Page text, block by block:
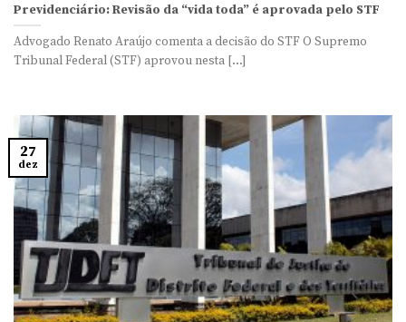
Previdenciário: Revisão da “vida toda” é aprovada pelo STF
Advogado Renato Araújo comenta a decisão do STF O Supremo
Tribunal Federal (STF) aprovou nesta [...]
27
dez